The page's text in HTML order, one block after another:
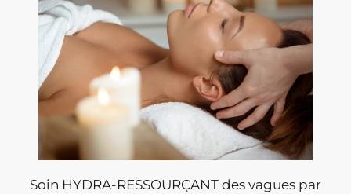
Soin HYDRA-RESSOURÇANT des vagues par